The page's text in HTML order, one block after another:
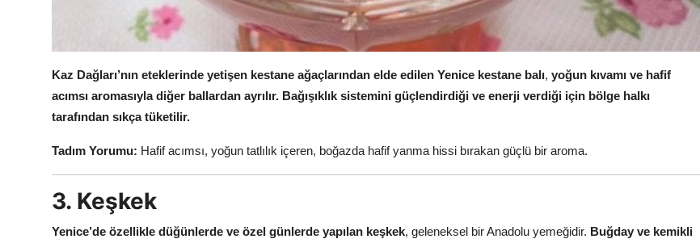
Kaz Dağları’nın eteklerinde yetişen kestane ağaçlarından elde edilen Yenice kestane balı, yoğun kıvamı ve hafif
acımsı aromasıyla diğer ballardan ayrılır. Bağışıklık sistemini güçlendirdiği ve enerji verdiği için bölge halkı
tarafından sıkça tüketilir.
Tadım Yorumu: Hafif acımsı, yoğun tatlılık içeren, boğazda hafif yanma hissi bırakan güçlü bir aroma.
3. Keşkek
Yenice’de özellikle düğünlerde ve özel günlerde yapılan keşkek, geleneksel bir Anadolu yemeğidir. Buğday ve kemikli